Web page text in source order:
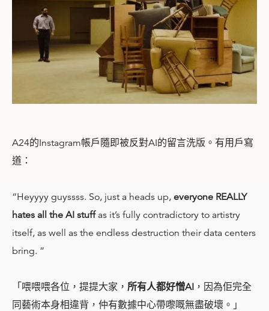
A24的Instagram帳戶隨即被反對AI的留言洗版。有用戶寫
道：
“Heyyyy guyssss. So, just a heads up, everyone REALLY
hates all the AI stuffas it’s fully contradictory to artistry
itself, as well as the endless destruction their data centers
bring. ”
「喂喂喂各位，提提大家， 所有人都好憎AI ，因為佢完全
同藝術本身相違背，仲有數據中心帶嚟嘅無盡破壞。」